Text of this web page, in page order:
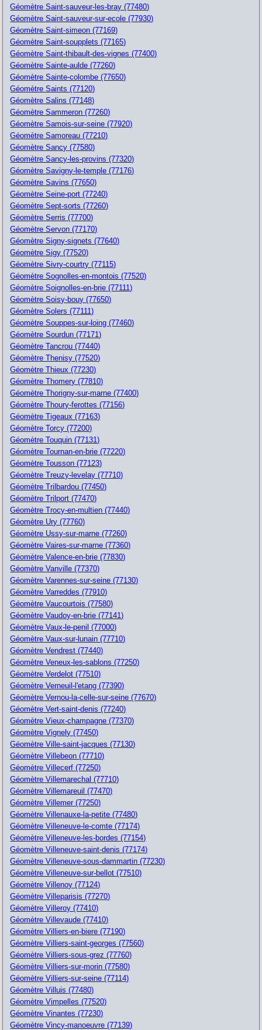
Géomètre Saint-sauveur-les-bray (77480)
Géomètre Saint-sauveur-sur-ecole (77930)
Géomètre Saint-simeon (77169)
Géomètre Saint-soupplets (77165)
Géomètre Saint-thibault-des-vignes (77400)
Géomètre Sainte-aulde (77260)
Géomètre Sainte-colombe (77650)
Géomètre Saints (77120)
Géomètre Salins (77148)
Géomètre Sammeron (77260)
Géomètre Samois-sur-seine (77920)
Géomètre Samoreau (77210)
Géomètre Sancy (77580)
Géomètre Sancy-les-provins (77320)
Géomètre Savigny-le-temple (77176)
Géomètre Savins (77650)
Géomètre Seine-port (77240)
Géomètre Sept-sorts (77260)
Géomètre Serris (77700)
Géomètre Servon (77170)
Géomètre Signy-signets (77640)
Géomètre Sigy (77520)
Géomètre Sivry-courtry (77115)
Géomètre Sognolles-en-montois (77520)
Géomètre Soignolles-en-brie (77111)
Géomètre Soisy-bouy (77650)
Géomètre Solers (77111)
Géomètre Souppes-sur-loing (77460)
Géomètre Sourdun (77171)
Géomètre Tancrou (77440)
Géomètre Thenisy (77520)
Géomètre Thieux (77230)
Géomètre Thomery (77810)
Géomètre Thorigny-sur-marne (77400)
Géomètre Thoury-ferottes (77156)
Géomètre Tigeaux (77163)
Géomètre Torcy (77200)
Géomètre Touquin (77131)
Géomètre Tournan-en-brie (77220)
Géomètre Tousson (77123)
Géomètre Treuzy-levelay (77710)
Géomètre Trilbardou (77450)
Géomètre Trilport (77470)
Géomètre Trocy-en-multien (77440)
Géomètre Ury (77760)
Géomètre Ussy-sur-marne (77260)
Géomètre Vaires-sur-marne (77360)
Géomètre Valence-en-brie (77830)
Géomètre Vanville (77370)
Géomètre Varennes-sur-seine (77130)
Géomètre Varreddes (77910)
Géomètre Vaucourtois (77580)
Géomètre Vaudoy-en-brie (77141)
Géomètre Vaux-le-penil (77000)
Géomètre Vaux-sur-lunain (77710)
Géomètre Vendrest (77440)
Géomètre Veneux-les-sablons (77250)
Géomètre Verdelot (77510)
Géomètre Verneuil-l'etang (77390)
Géomètre Vernou-la-celle-sur-seine (77670)
Géomètre Vert-saint-denis (77240)
Géomètre Vieux-champagne (77370)
Géomètre Vignely (77450)
Géomètre Ville-saint-jacques (77130)
Géomètre Villebeon (77710)
Géomètre Villecerf (77250)
Géomètre Villemarechal (77710)
Géomètre Villemareuil (77470)
Géomètre Villemer (77250)
Géomètre Villenauxe-la-petite (77480)
Géomètre Villeneuve-le-comte (77174)
Géomètre Villeneuve-les-bordes (77154)
Géomètre Villeneuve-saint-denis (77174)
Géomètre Villeneuve-sous-dammartin (77230)
Géomètre Villeneuve-sur-bellot (77510)
Géomètre Villenoy (77124)
Géomètre Villeparisis (77270)
Géomètre Villeroy (77410)
Géomètre Villevaude (77410)
Géomètre Villiers-en-biere (77190)
Géomètre Villiers-saint-georges (77560)
Géomètre Villiers-sous-grez (77760)
Géomètre Villiers-sur-morin (77580)
Géomètre Villiers-sur-seine (77114)
Géomètre Villuis (77480)
Géomètre Vimpelles (77520)
Géomètre Vinantes (77230)
Géomètre Vincy-manoeuvre (77139)